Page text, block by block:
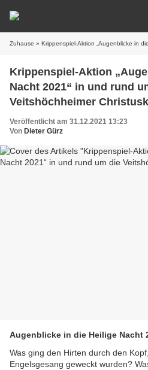
Zuhause » Krippenspiel-Aktion „Augenblicke in die Heilige Nacht
Krippenspiel-Aktion
Nacht 2021“ in und rund
Veitshöchheimer
Veröffentlicht am 31.12.2021 13:23
Von Dieter Gürz
Augenblicke in die Heilige Nacht
Was ging den Hirten durch den
Engelsgesang geweckt wurden?